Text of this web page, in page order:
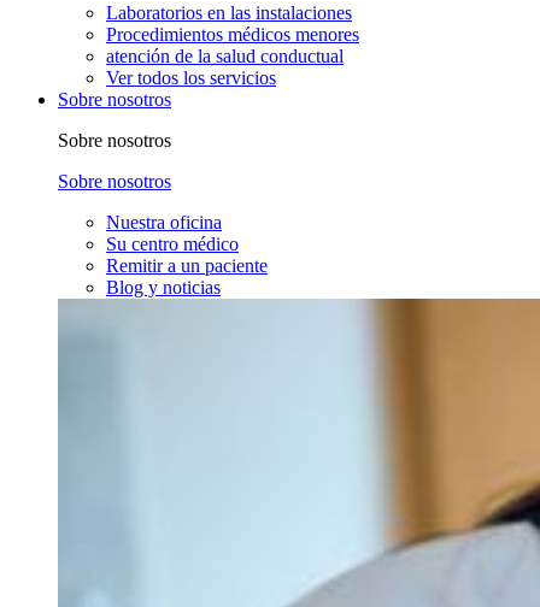
Laboratorios en las instalaciones
Procedimientos médicos menores
atención de la salud conductual
Ver todos los servicios
Sobre nosotros
Sobre nosotros
Sobre nosotros
Nuestra oficina
Su centro médico
Remitir a un paciente
Blog y noticias